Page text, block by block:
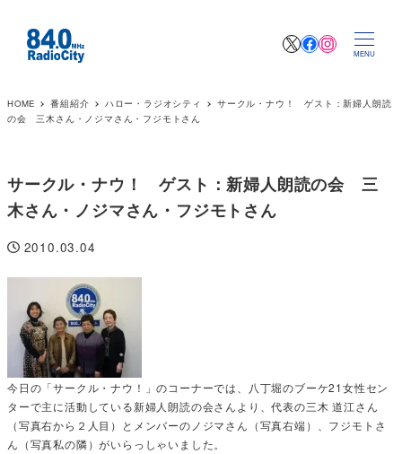
XFacebook
MENU
HOME 番組紹介 ハロー・ラジオシティ
サークル・ナウ！ ゲスト：新婦人朗読
の会 三木さん・ノジマさん・フジモトさん
サークル・ナウ！ ゲスト：新婦人朗読の会 三
木さん・ノジマさん・フジモトさん
投稿日
2010.03.04
今日の「サークル・ナウ！」のコーナーでは、八丁堀のブーケ21女性セン
ターで主に活動している新婦人朗読の会さんより、代表の三木 道江さん
（写真右から２人目）とメンバーのノジマさん（写真右端）、フジモトさ
ん（写真私の隣）がいらっしゃいました。